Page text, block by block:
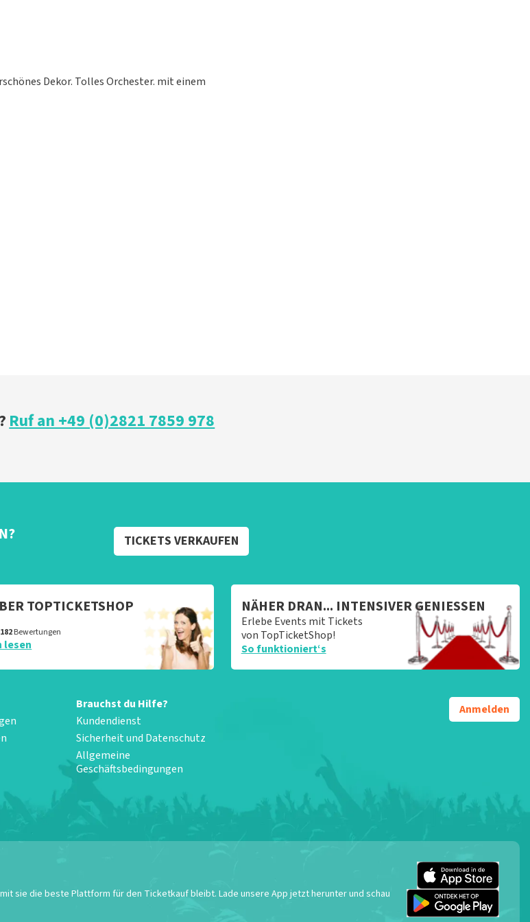
Dekor. Tolles Orchester. mit einem
es dabei
vinden wij erg belangrijk. U helpt
het maken van een beslissing. Wij
naam op het ticket staat. Dit
groeten, Johan Topticketshop
Ruf an +49 (0)2821 7859 978
TICKETS VERKAUFEN
TOPTICKETSHOP
Bewertungen
lesen
NÄHER DRAN... INTENSIVER GENIESSEN
Erlebe Events mit Tickets
von TopTicketShop!
So funktioniert‘s
Brauchst du Hilfe?
Kundendienst
Sicherheit und Datenschutz
Allgemeine
Geschäftsbedingungen
Anmelden
sie die beste Plattform für den Ticketkauf bleibt. Lade unsere App jetzt herunter und schau